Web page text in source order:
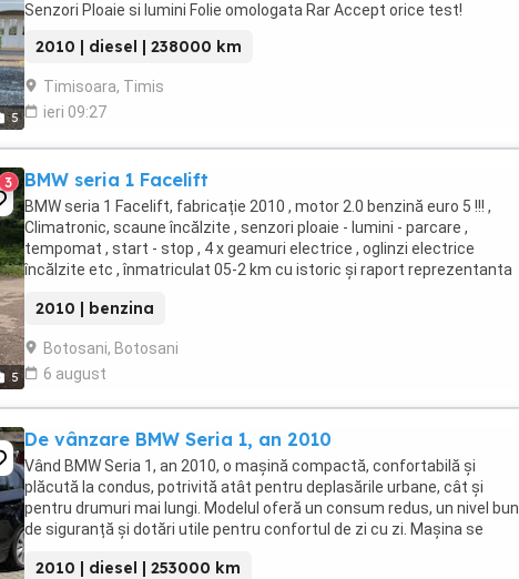
5
Senzori Ploaie si lumini Folie omologata Rar Accept orice test!
2010 | diesel | 238000 km
Timisoara, Timis
ieri 09:27
5
3 BMW seria 1 Facelift
BMW seria 1 Facelift, fabricație 2010 , motor 2.0 benzină euro 5 !!! ,
Climatronic, scaune încălzite , senzori ploaie - lumini - parcare ,
tempomat , start - stop , 4 x geamuri electrice , oglinzi electrice
încălzite etc , înmatriculat 05-2 km cu istoric și raport reprezentanta
2010 | benzina
Botosani, Botosani
6 august
De vânzare BMW Seria 1, an 2010
Vând BMW Seria 1, an 2010, o mașină compactă, confortabilă și
plăcută la condus, potrivită atât pentru deplasările urbane, cât și
pentru drumuri mai lungi. Modelul oferă un consum redus, un nivel bun
de siguranță și dotări utile pentru confortul de zi cu zi. Mașina se
2010 | diesel | 253000 km